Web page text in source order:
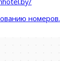
номеров.